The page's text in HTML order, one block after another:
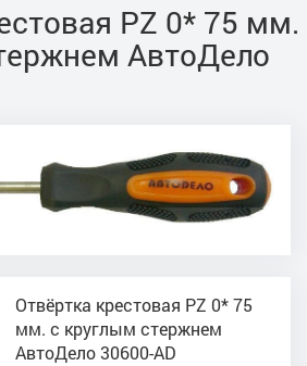
PZ 0* 75 мм.
АвтоДело
Отвёртка крестовая PZ 0* 75
мм. с круглым стержнем
АвтоДело 30600-AD